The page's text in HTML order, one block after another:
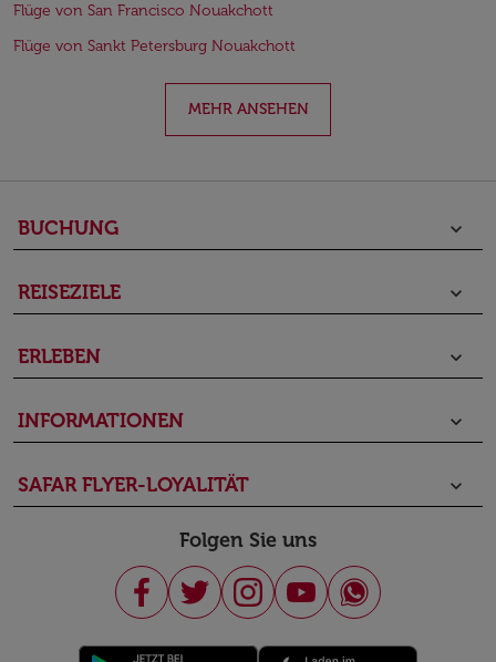
Flüge von San Francisco Nouakchott
Flüge von Sankt Petersburg Nouakchott
MEHR ANSEHEN
BUCHUNG keyboard_arrow_down
REISEZIELE keyboard_arrow_down
ERLEBEN keyboard_arrow_down
INFORMATIONEN keyboard_arrow_down
SAFAR FLYER-LOYALITÄT keyboard_arrow_down
Folgen Sie uns